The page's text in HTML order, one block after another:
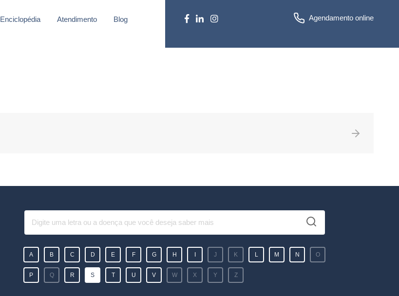
Enciclopédia Atendimento Blog Agendamento online
A B C D E F G H I J K L M N O
P Q R S T U V W X Y Z